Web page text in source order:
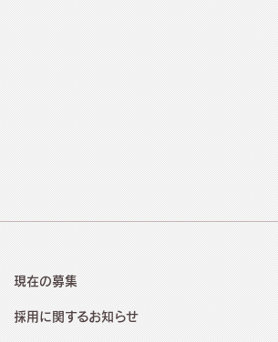
現在の募集
採用に関するお知らせ